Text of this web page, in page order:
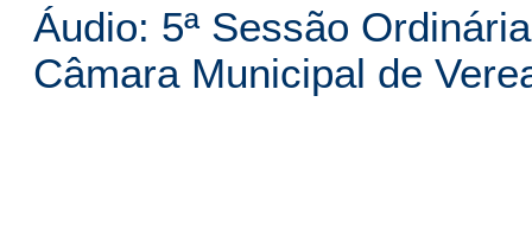
Áudio: 5ª Sessão
Câmara Municipal de